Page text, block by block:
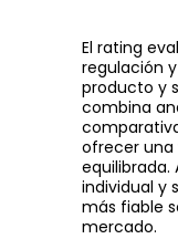
El rating
regulación
producto y
combina
ofrecer una
equilibrada.
individual y
más fiable
mercado.